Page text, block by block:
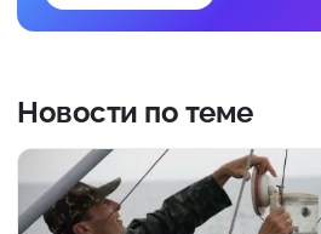
Новости по теме